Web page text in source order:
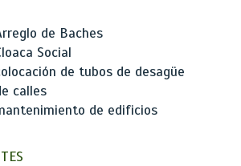
de Baches
Social
de tubos de desagüe
calles
de edificios